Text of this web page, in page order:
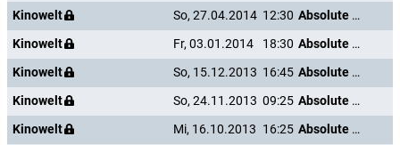
Kinowelt
So, 27.04.2014 12:30
Absolute Wilson
Kinowelt
Fr, 03.01.2014 18:30
Absolute Wilson
Kinowelt
So, 15.12.2013 16:45
Absolute Wilson
Kinowelt
So, 24.11.2013 09:25
Absolute Wilson
Kinowelt
Mi, 16.10.2013 16:25 Absolute Wilson